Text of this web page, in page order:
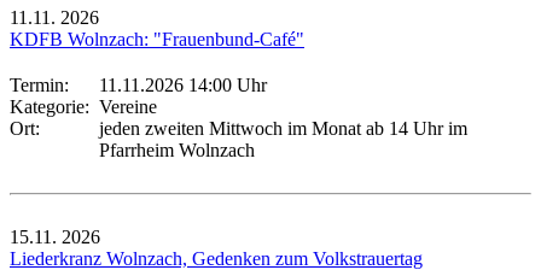
11.11. 2026
KDFB Wolnzach: "Frauenbund-Café"
Termin:
11.11.2026 14:00 Uhr
Kategorie: Vereine
Ort:
jeden zweiten Mittwoch im Monat ab 14 Uhr im
Pfarrheim Wolnzach
15.11. 2026
Liederkranz Wolnzach, Gedenken zum Volkstrauertag